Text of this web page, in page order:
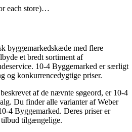
each store)…
byggemarkedskæde med flere
et bredt sortiment af
10-4 Byggemarked er særligt
og konkurrencedygtige priser.
af de nævnte søgeord, er 10-4
Du finder alle varianter af Weber
4 Byggemarked. Deres priser er
tilbud tilgængelige.